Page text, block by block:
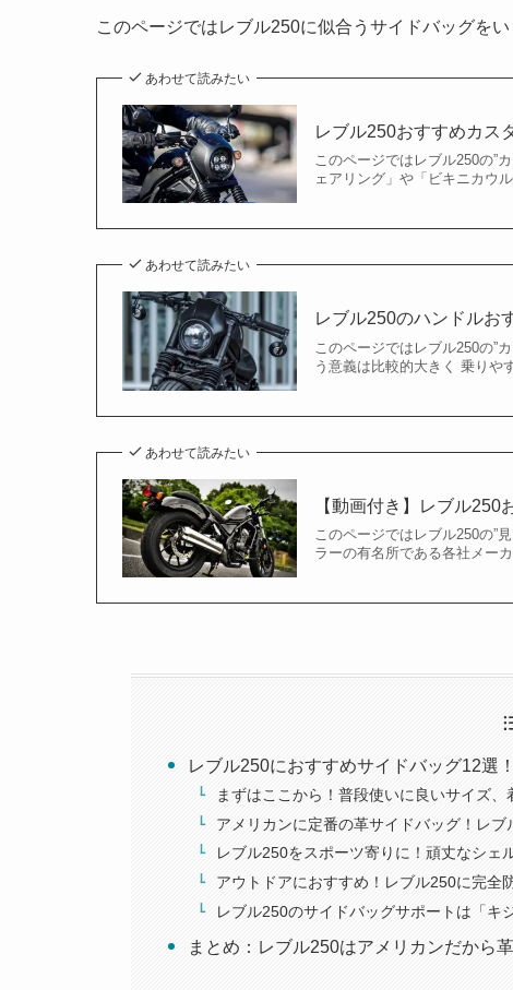
このページではレブル250に似合うサイドバッグを
あわせて読みたい
レブル250おすすめカス
このページではレブル250の”
ェアリング」や「ビキニカウ
あわせて読みたい
レブル250のハンドルお
このページではレブル250の”
う意義は比較的大きく 乗りや
あわせて読みたい
【動画付き】レブル250
このページではレブル250の”
ラーの有名所である各社メー
レブル250におすすめサイドバッグ12選
まずはここから！普段使いに良いサイズ
アメリカンに定番の革サイドバッグ！レ
レブル250をスポーツ寄りに！頑丈なシェ
アウトドアにおすすめ！レブル250に完全
レブル250のサイドバッグサポートは「キ
まとめ：レブル250はアメリカンだから